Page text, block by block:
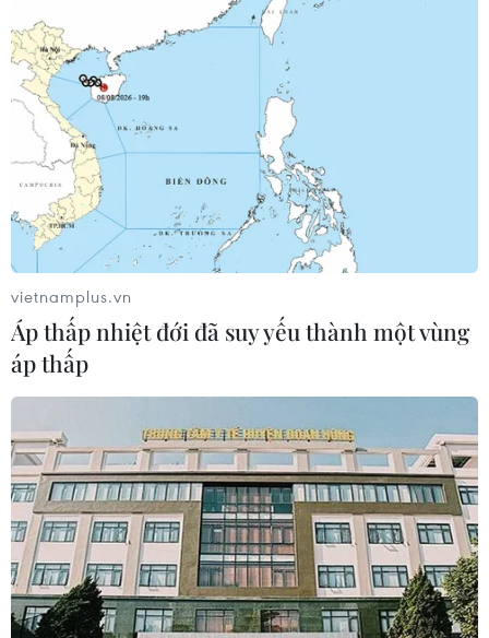
vietnamplus.vn
Áp thấp nhiệt đới đã suy yếu thành một vùng
áp thấp